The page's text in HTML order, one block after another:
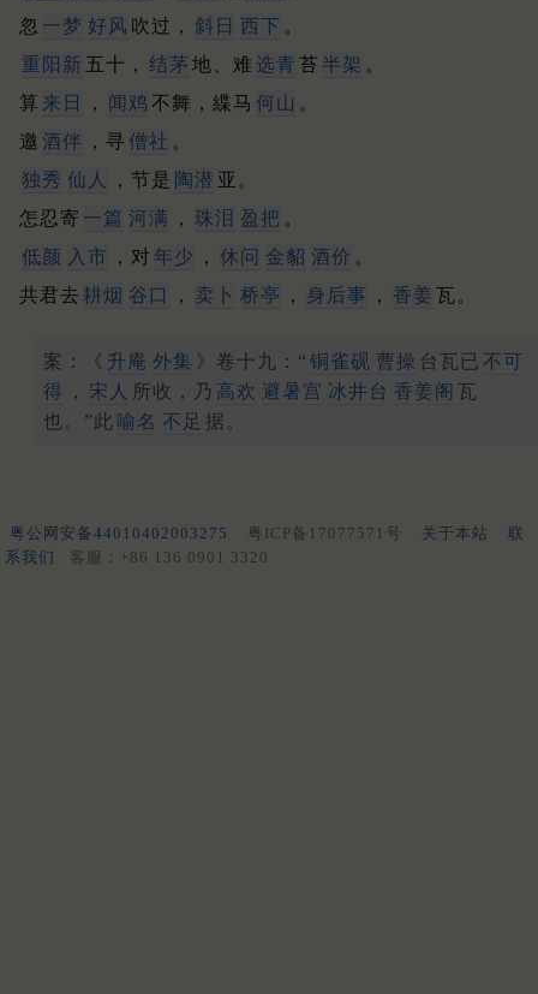
忽 一梦 好风 吹过， 斜日 西下 。
重阳新 五十， 结茅 地、难 选青 苔 半架 。
算 来日 ， 闻鸡 不舞，緤马 何山 。
邀 酒伴 ，寻 僧社 。
独秀 仙人 ，节是 陶潜 亚。
怎忍寄 一篇 河满 ， 珠泪 盈把 。
低颜 入市 ，对 年少 ， 休问 金貂 酒价 。
共君去 耕烟 谷口 ， 卖卜 桥亭 ， 身后事 ， 香姜 瓦。
案：《 升庵 外集 》卷十九：“ 铜雀砚 曹操 台瓦已 不可
得
， 宋人 所收，乃 高欢 避暑宫 冰井台 香姜阁 瓦
也。”此 喻名 不足 据。
粤公网安备44010402003275 粤ICP备17077571号 关于本站
联
系我们
客服：+86 136 0901 3320